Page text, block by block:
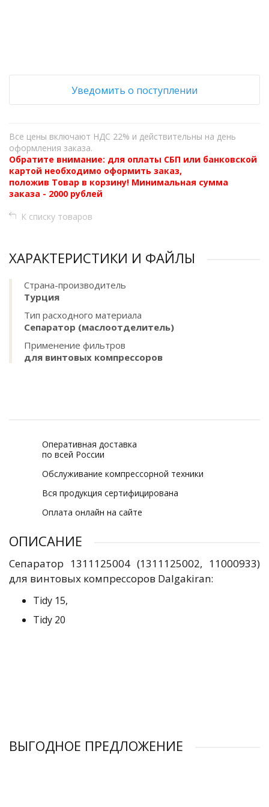
Уведомить о поступлении
Все цены включают НДС 22% и действительны на день
оформления заказа.
Обратите внимание: для оплаты СБП или банковской
картой необходимо оформить заказ,
положив Товар в корзину! Минимальная сумма
заказа - 2000 рублей
К списку товаров
ХАРАКТЕРИСТИКИ И ФАЙЛЫ
Страна-производитель
Турция
Тип расходного материала
Сепаратор (маслоотделитель)
Применение фильтров
для винтовых компрессоров
Оперативная доставка
по всей России
Обслуживание компрессорной техники
Вся продукция сертифицирована
Оплата онлайн на сайте
ОПИСАНИЕ
Сепаратор 1311125004 (1311125002, 11000933)
для винтовых компрессоров Dalgakiran:
Tidy 15,
Tidy 20
ВЫГОДНОЕ ПРЕДЛОЖЕНИЕ